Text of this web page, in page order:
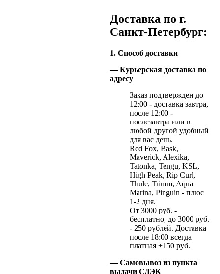
Доставка по г.
Санкт-Петербург:
1. Способ доставки
— Курьерская доставка по
адресу
Заказ подтвержден до
12:00 - доставка завтра,
после 12:00 -
послезавтра или в
любой другой удобный
для вас день.
Red Fox, Bask,
Maverick, Alexika,
Tatonka, Tengu, KSL,
High Peak, Rip Curl,
Thule, Trimm, Aqua
Marina, Pinguin - плюс
1-2 дня.
От 3000 руб. -
бесплатно, до 3000 руб.
- 250 рублей. Доставка
после 18:00 всегда
платная +150 руб.
— Самовывоз из пункта
выдачи СДЭК